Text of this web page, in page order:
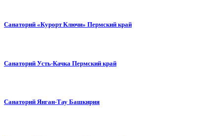
Санаторий «Курорт Ключи» Пермский край
Санаторий Усть-Качка Пермский край
Санаторий Янган-Тау Башкирия